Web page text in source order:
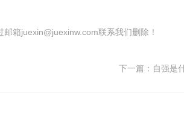
箱juexin@juexinw.com联系我们删除！
下一篇： 自强是